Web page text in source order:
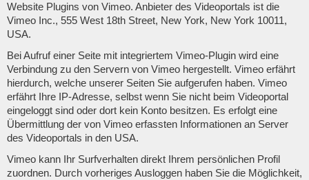
Website Plugins von Vimeo. Anbieter des Videoportals ist die
Vimeo Inc., 555 West 18th Street, New York, New York 10011,
USA.
Bei Aufruf einer Seite mit integriertem Vimeo-Plugin wird eine
Verbindung zu den Servern von Vimeo hergestellt. Vimeo erfährt
hierdurch, welche unserer Seiten Sie aufgerufen haben. Vimeo
erfährt Ihre IP-Adresse, selbst wenn Sie nicht beim Videoportal
eingeloggt sind oder dort kein Konto besitzen. Es erfolgt eine
Übermittlung der von Vimeo erfassten Informationen an Server
des Videoportals in den USA.
Vimeo kann Ihr Surfverhalten direkt Ihrem persönlichen Profil
zuordnen. Durch vorheriges Ausloggen haben Sie die Möglichkeit,